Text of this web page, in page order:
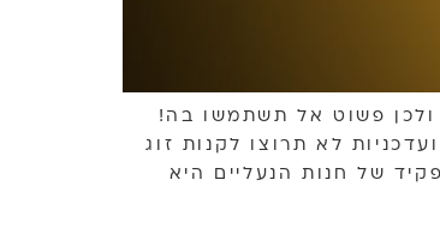
ולכן פשוט אל תשתמשו בה!
לא תרוצו לקנות זוג
של חנות הנעליים היא